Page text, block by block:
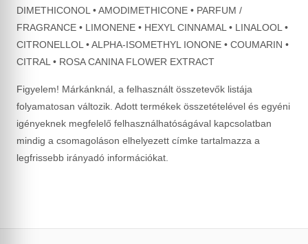
DIMETHICONOL • AMODIMETHICONE • PARFUM /
FRAGRANCE • LIMONENE • HEXYL CINNAMAL • LINALOOL •
CITRONELLOL • ALPHA-ISOMETHYL IONONE • COUMARIN •
CITRAL • ROSA CANINA FLOWER EXTRACT
Figyelem! Márkánknál, a felhasznált összetevők listája
folyamatosan változik. Adott termékek összetételével és egyéni
igényeknek megfelelő felhasználhatóságával kapcsolatban
mindig a csomagoláson elhelyezett címke tartalmazza a
legfrissebb irányadó információkat.